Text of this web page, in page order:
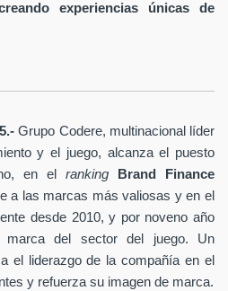
experiencias únicas de
Grupo Codere, multinacional líder
y el juego, alcanza el puesto
en el ranking
Brand Finance
a las marcas más valiosas y en el
desde 2010, y por noveno año
marca del sector del juego. Un
el liderazgo de la compañía en el
y refuerza su imagen de marca.